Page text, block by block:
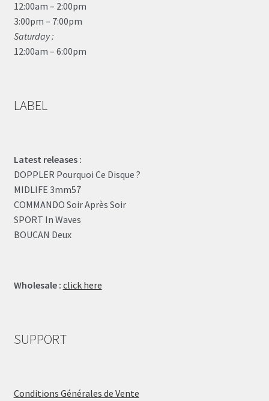
12:00am – 2:00pm
3:00pm – 7:00pm
Saturday :
12:00am – 6:00pm
LABEL
Latest releases :
DOPPLER Pourquoi Ce Disque ?
MIDLIFE 3mm57
COMMANDO Soir Après Soir
SPORT In Waves
BOUCAN Deux
Wholesale : click here
SUPPORT
Conditions Générales de Vente